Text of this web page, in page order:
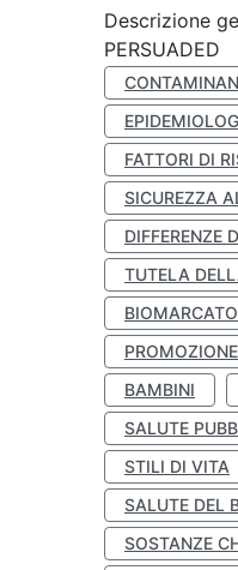
Descrizione
PERSUADED
FATTORI DI
SICUREZZA
DIFFERENZE
TUTELA
BAMBINI
SALUTE
STILI DI VITA
SALUTE DEL
SOSTANZE